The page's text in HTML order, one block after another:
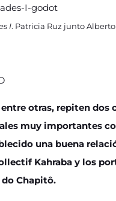
I. Patricia Ruz junto Alberto
otras, repiten dos
muy importantes
una buena
Kahraba y los
Chapitô.